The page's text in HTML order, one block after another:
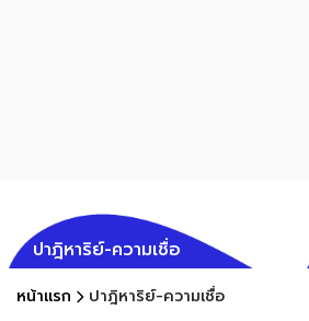
ปาฎิหาริย์-ความเชื่อ
หน้าแรก ปาฎิหาริย์-ความเชื่อ